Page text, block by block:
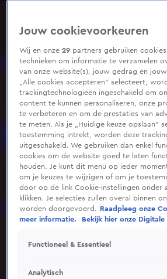
Jouw cookievoorkeuren
Wij en onze29 partners gebruiken
technieken om informatie te verzamelen
van onze website(s), jouw gedrag en
„Alle cookies accepteren” selecteert,
trackingtechnologieën ingeschakeld om
content te kunnen personaliseren, onze
te verbeteren en om de prestaties van
te meten. Als je „Huidige keuze opslaan”
toestemming intrekt, worden deze
uitgeschakeld. We gebruiken dan enkel
cookies om de website goed te laten
houden. Je kunt dit menu op ieder
om je keuzes te wijzigen of om je
door op de link Cookie-instellingen onder
klikken. Je selecties zullen overal binnen
worden doorgevoerd.
Raadpleeg onze
meer informatie.
Bekijk hier onze Digitale
Functioneel & Essentieel
Analytisch